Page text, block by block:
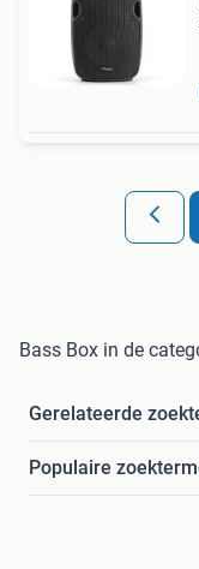
Bass Box in de
Gerelateerde
Populaire